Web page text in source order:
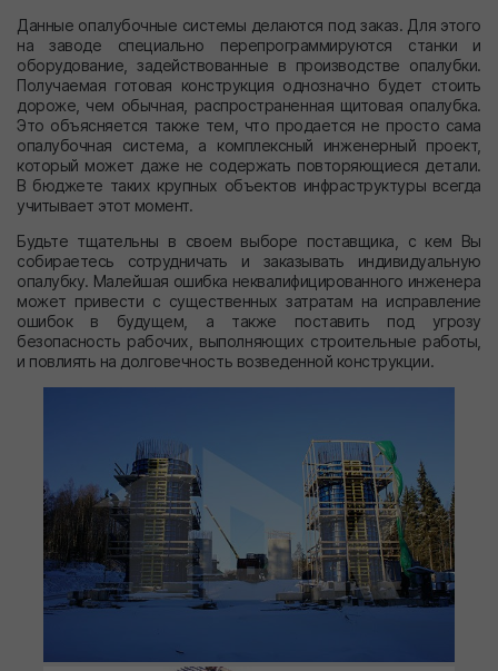
Данные опалубочные системы делаются под заказ. Для этого
на заводе специально перепрограммируются станки и
оборудование, задействованные в производстве опалубки.
Получаемая готовая конструкция однозначно будет стоить
дороже, чем обычная, распространенная щитовая опалубка.
Это объясняется также тем, что продается не просто сама
опалубочная система, а комплексный инженерный проект,
который может даже не содержать повторяющиеся детали.
В бюджете таких крупных объектов инфраструктуры всегда
учитывает этот момент.
Будьте тщательны в своем выборе поставщика, с кем Вы
собираетесь сотрудничать и заказывать индивидуальную
опалубку. Малейшая ошибка неквалифицированного инженера
может привести с существенных затратам на исправление
ошибок в будущем, а также поставить под угрозу
безопасность рабочих, выполняющих строительные работы,
и повлиять на долговечность возведенной конструкции.